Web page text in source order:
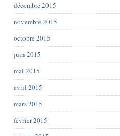
décembre 2015
novembre 2015
octobre 2015
juin 2015
mai 2015
avril 2015
mars 2015
février 2015